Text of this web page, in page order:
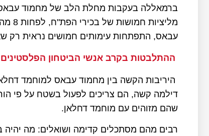
ברמאללה בעקבות מחלת הלב של מחמוד עבאס
עבאס, התפתחות עימותים חמושים נראית רק
ההתלבטות בקרב אנשי הביטחון הפלסטינים
היריבות הקשה בין מחמוד עבאס למוחמד
דילמה קשה, הם צריכים לפעול בשטח על פי
שהם מזוהים עם מוחמד דחלאן.